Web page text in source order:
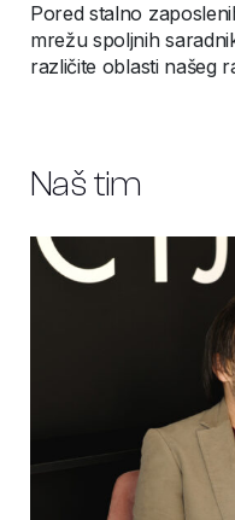
Pored stalno
mrežu spoljnih
različite oblasti našeg
Naš tim